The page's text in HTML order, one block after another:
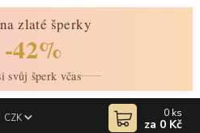
zlaté šperky
42%
svůj šperk včas
CZK 0 ks
za 0 Kč